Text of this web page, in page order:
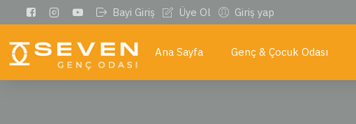
Bayi Giriş Üye Ol Giriş yap
Ana Sayfa Genç & Çocuk Odası